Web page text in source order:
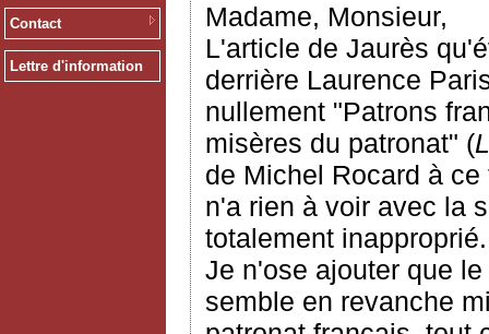
Contact
Lettre d'information
Madame, Monsieur,
L'article de Jaurès
derrière Laurence
nullement "Patrons
misères du patronat" (
de Michel Rocard à
n'a rien à voir avec la
totalement inapproprié.
Je n'ose ajouter que
semble en revanche